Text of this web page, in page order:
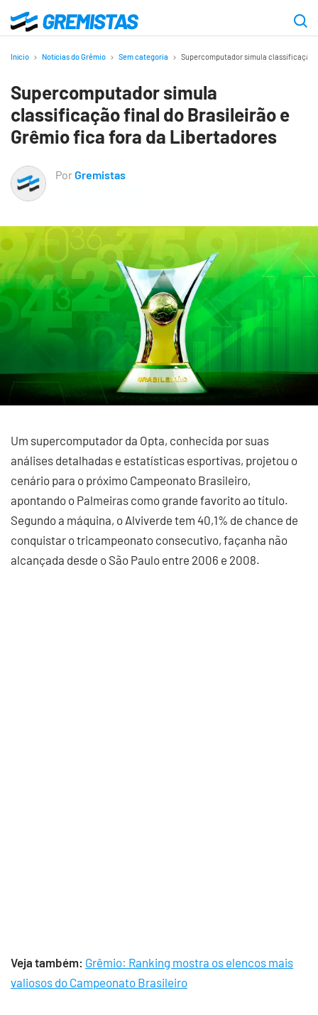
para
principal
Gremistas
Início Notícias do Grêmio Sem categoria Supercomputador simula classificação
Supercomputador simula
classificação final do Brasileirão e
Grêmio fica fora da Libertadores
PorGremistas
Um supercomputador da Opta, conhecida por suas
análises detalhadas e estatísticas esportivas, projetou o
cenário para o próximo Campeonato Brasileiro,
apontando o Palmeiras como grande favorito ao título.
Segundo a máquina, o Alviverde tem 40,1% de chance de
conquistar o tricampeonato consecutivo, façanha não
alcançada desde o São Paulo entre 2006 e 2008.
Veja também: Grêmio: Ranking mostra os elencos mais
valiosos do Campeonato Brasileiro